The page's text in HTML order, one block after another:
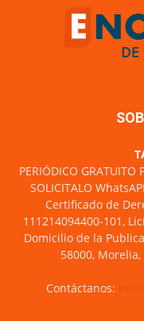
PERIÓDICO GRATUITO
SOLICITALO
Certificado de
111214094400-101,
Domicilio de la
58000,
Contáctanos: